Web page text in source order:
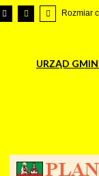
Rozmiar
URZĄD